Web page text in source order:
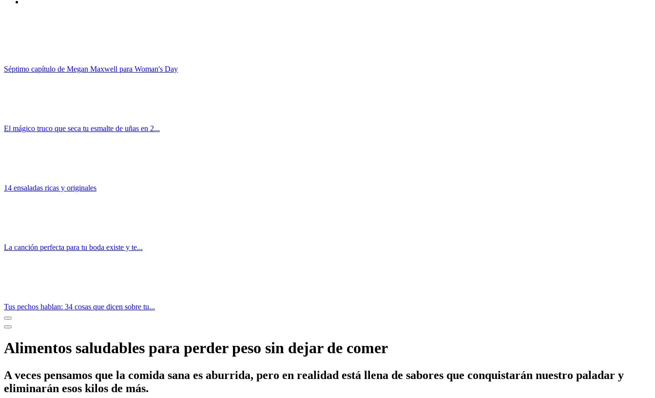
Séptimo capítulo de Megan Maxwell para Woman's Day
El mágico truco que seca tu esmalte de uñas en 2...
14 ensaladas ricas y originales
La canción perfecta para tu boda existe y te...
Tus pechos hablan: 34 cosas que dicen sobre tu...
Alimentos saludables para perder peso sin dejar de comer
A veces pensamos que la comida sana es aburrida, pero en realidad está llena de sabores que conquistarán nuestro paladar y
eliminarán esos kilos de más.